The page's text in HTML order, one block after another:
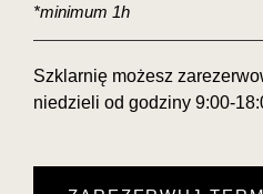
*minimum 1h
Szklarnię możesz
niedzieli od godziny 9:00-